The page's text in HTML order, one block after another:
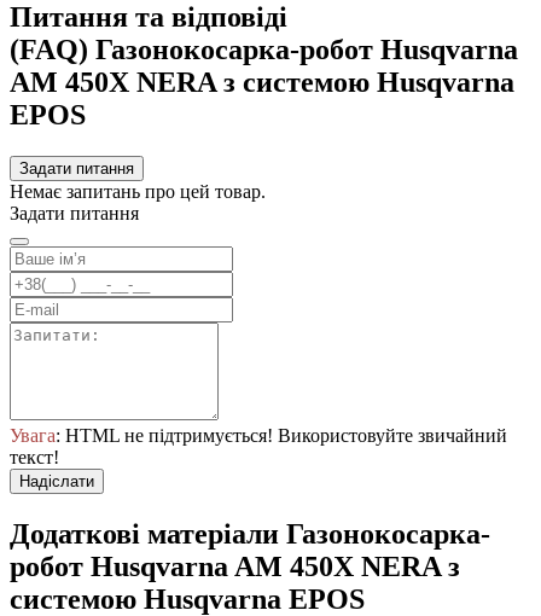
Питання та відповіді
(FAQ) Газонокосарка-робот Husqvarna
AM 450X NERA з системою Husqvarna
EPOS
Задати питання
Немає запитань про цей товар.
Задати питання
Увага: HTML не підтримується! Використовуйте звичайний
текст!
Надіслати
Додаткові матеріали Газонокосарка-
робот Husqvarna AM 450X NERA з
системою Husqvarna EPOS